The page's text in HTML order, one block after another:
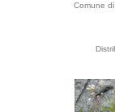
Comune